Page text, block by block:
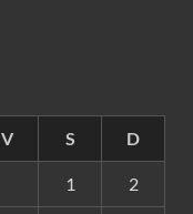
V S D
1 2